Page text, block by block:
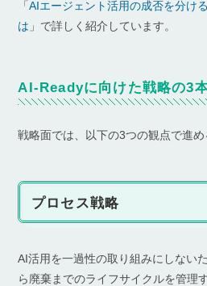
「AIエージェント活用の成否を分け
は 」で詳しく紹介しています。
AI-Readyに向けた戦略の3
戦略面では、以下の3つの観点で進め
プロセス戦略
AI活用を一過性の取り組みにしない
ら廃棄までのライフサイクルを管理